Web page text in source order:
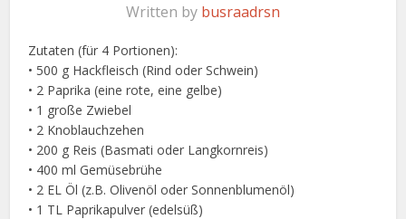
Written by busraadrsn
Zutaten (für 4 Portionen):
• 500 g Hackfleisch (Rind oder Schwein)
• 2 Paprika (eine rote, eine gelbe)
• 1 große Zwiebel
• 2 Knoblauchzehen
• 200 g Reis (Basmati oder Langkornreis)
• 400 ml Gemüsebrühe
• 2 EL Öl (z.B. Olivenöl oder Sonnenblumenöl)
• 1 TL Paprikapulver (edelsüß)